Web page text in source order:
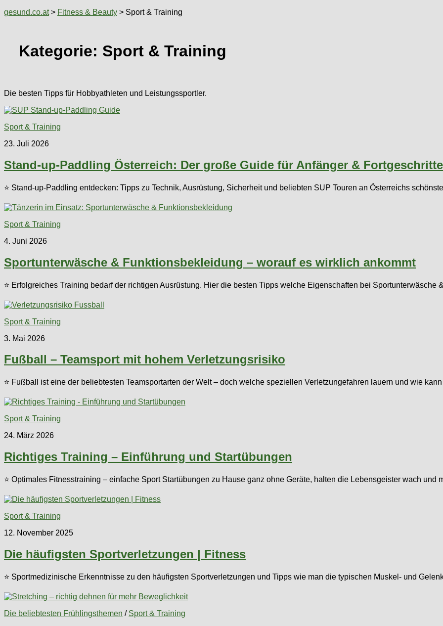
gesund.co.at> Fitness & Beauty > Sport & Training
Kategorie: Sport & Training
Die besten Tipps für Hobbyathleten und Leistungssportler.
Sport & Training
23. Juli 2026
Stand-up-Paddling Österreich: Der große Guide für Anfänger &
⭐ Stand-up-Paddling entdecken: Tipps zu Technik, Ausrüstung, Sicherheit und beliebten SUP Touren an Österreichs
Sport & Training
4. Juni 2026
Sportunterwäsche & Funktionsbekleidung – worauf es wirklich ankommt
⭐ Erfolgreiches Training bedarf der richtigen Ausrüstung. Hier die besten Tipps welche Eigenschaften bei
Sport & Training
3. Mai 2026
Fußball – Teamsport mit hohem Verletzungsrisiko
⭐ Fußball ist eine der beliebtesten Teamsportarten der Welt – doch welche speziellen Verletzungefahren lauern und wie
Sport & Training
24. März 2026
Richtiges Training – Einführung und Startübungen
⭐ Optimales Fitnesstraining – einfache Sport Startübungen zu Hause ganz ohne Geräte, halten die Lebensgeister wach und
Sport & Training
12. November 2025
Die häufigsten Sportverletzungen | Fitness
⭐ Sportmedizinische Erkenntnisse zu den häufigsten Sportverletzungen und Tipps wie man die typischen Muskel- und
Die beliebtesten Frühlingsthemen / Sport & Training